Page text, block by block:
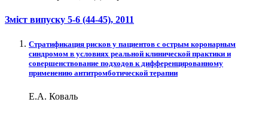
Зміст випуску 5-6 (44-45), 2011
Cтратификация рисков у пациентов с острым коронарным
синдромом в условиях реальной клинической практики и
совершенствование подходов к дифференцированному
применению антитромботической терапии
Е.А. Коваль